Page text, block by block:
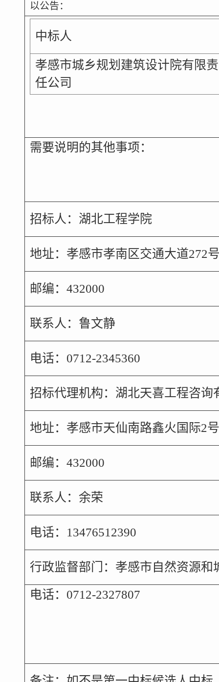
以公告：
中标人
孝感市城乡规划建筑设计院有限责
任公司
需要说明的其他事项：
招标人：湖北工程学院
地址：孝感市孝南区交通大道272
邮编：432000
联系人：鲁文静
电话：0712-2345360
招标代理机构：湖北天喜工程咨询
地址：孝感市天仙南路鑫火国际2
邮编：432000
联系人：余荣
电话：13476512390
行政监督部门：孝感市自然资源和
电话：0712-2327807